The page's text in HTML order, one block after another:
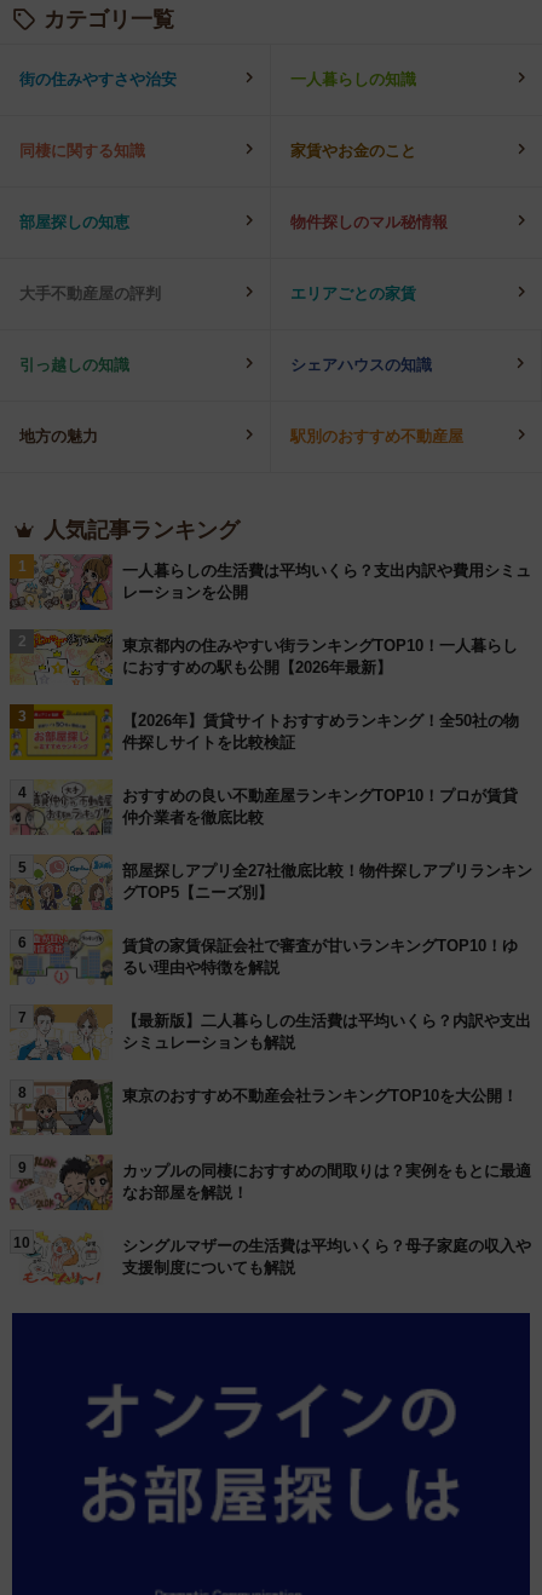
カテゴリ一覧
街の住みやすさや治安 一人暮らしの知識
同棲に関する知識 家賃やお金のこと
部屋探しの知恵 物件探しのマル秘情報
大手不動産屋の評判 エリアごとの家賃
引っ越しの知識 シェアハウスの知識
地方の魅力 駅別のおすすめ不動産屋
人気記事ランキング
1
一人暮らしの生活費は平均いくら？支出内訳や費用シミュ
レーションを公開
2
東京都内の住みやすい街ランキングTOP10！一人暮らし
におすすめの駅も公開【2026年最新】
3
【2026年】賃貸サイトおすすめランキング！全50社の物
件探しサイトを比較検証
4
おすすめの良い不動産屋ランキングTOP10！プロが賃貸
仲介業者を徹底比較
5
部屋探しアプリ全27社徹底比較！物件探しアプリランキン
グTOP5【ニーズ別】
6
賃貸の家賃保証会社で審査が甘いランキングTOP10！ゆ
るい理由や特徴を解説
7
【最新版】二人暮らしの生活費は平均いくら？内訳や支出
シミュレーションも解説
8 東京のおすすめ不動産会社ランキングTOP10を大公開！
9
カップルの同棲におすすめの間取りは？実例をもとに最適
なお部屋を解説！
10
シングルマザーの生活費は平均いくら？母子家庭の収入や
支援制度についても解説